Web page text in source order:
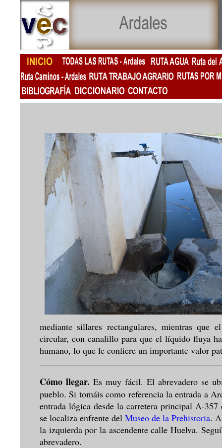
mediante sillares rectangulares, mientras que
circular, con canalillo para que el líquido fluya
humano, lo que le confiere un importante valor
Cómo llegar.Es muy fácil. El abrevadero se
pueblo. Si tomáis como referencia la entrada a
entrada lógica desde la carretera principal A-
se localiza enfrente del Museo de la Prehistoria.
la izquierda por la ascendente calle Huelva.
abrevadero.